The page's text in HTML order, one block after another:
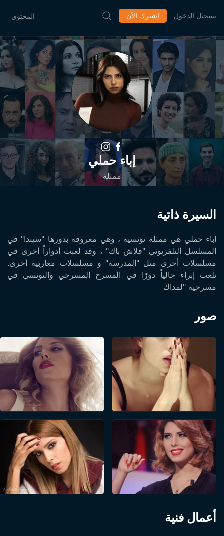
المحتوى إشترك الآن تسجيل الدخول
إباء حملي
ممثلة
السيرة ذاتية
اباء حملي هي ممثلة تونسية ، وهي معروفة بدورها "سيندا" في
المسلسل التلفزيوني "فلاش باك" ، وقد لعبت أدواراً أخرى في
مسلسلات أخرى مثل "المدرسة" و مسلسلات مغاربية أخرى.
تلعب إبراء حالياً دورًا في المسرح المسرحي والتونسي في
مسرحية "لمداك
صور
أعمال فنية